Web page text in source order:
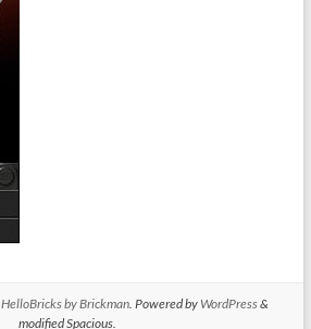
HelloBricks by Brickman. Powered by WordPress&
modified Spacious.